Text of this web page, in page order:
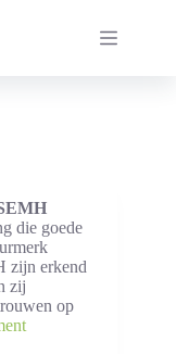
die goede
zijn erkend
zij
op